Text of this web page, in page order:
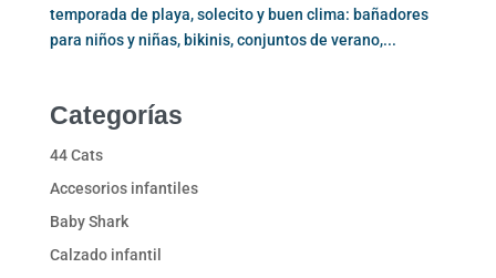
temporada de playa, solecito y buen clima: bañadores
para niños y niñas, bikinis, conjuntos de verano,...
Categorías
44 Cats
Accesorios infantiles
Baby Shark
Calzado infantil